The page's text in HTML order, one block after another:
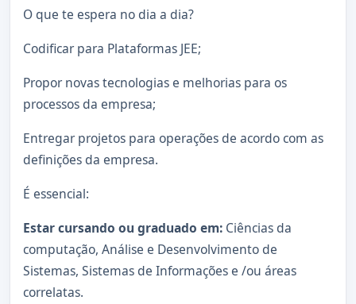
O que te espera no dia a dia?
Codificar para Plataformas JEE;
Propor novas tecnologias e melhorias para os
processos da empresa;
Entregar projetos para operações de acordo com as
definições da empresa.
É essencial:
Estar cursando ou graduado em: Ciências da
computação, Análise e Desenvolvimento de
Sistemas, Sistemas de Informações e /ou áreas
correlatas.